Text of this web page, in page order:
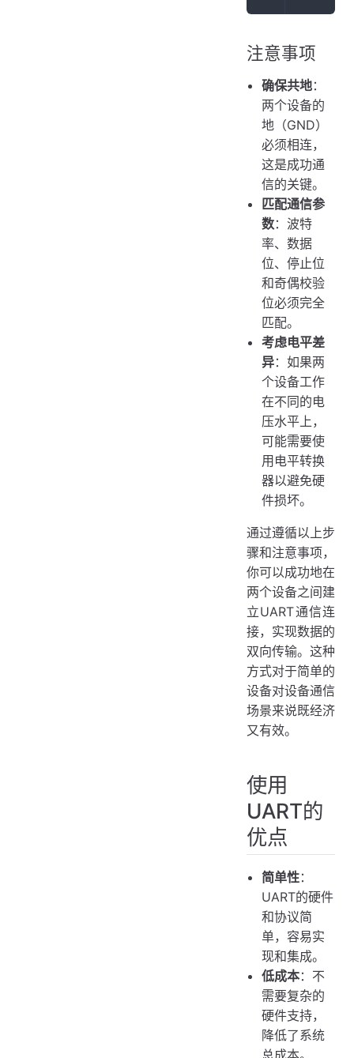
注意事项
确保共地：
两个设备的
地（GND）
必须相连，
这是成功通
信的关键。
匹配通信参
数：波特
率、数据
位、停止位
和奇偶校验
位必须完全
匹配。
考虑电平差
异：如果两
个设备工作
在不同的电
压水平上，
可能需要使
用电平转换
器以避免硬
件损坏。
通过遵循以上步
骤和注意事项，
你可以成功地在
两个设备之间建
立UART通信连
接，实现数据的
双向传输。这种
方式对于简单的
设备对设备通信
场景来说既经济
又有效。
使用
UART的
优点
简单性：
UART的硬件
和协议简
单，容易实
现和集成。
低成本：不
需要复杂的
硬件支持，
降低了系统
总成本。